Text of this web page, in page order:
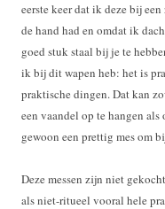
eerste keer dat ik deze bij
de hand had en omdat ik
goed stuk staal bij je te
ik bij dit wapen heb: het is
praktische dingen. Dat kan
een vaandel op te hangen
gewoon een prettig mes om
Deze messen zijn niet
als niet-ritueel vooral hele